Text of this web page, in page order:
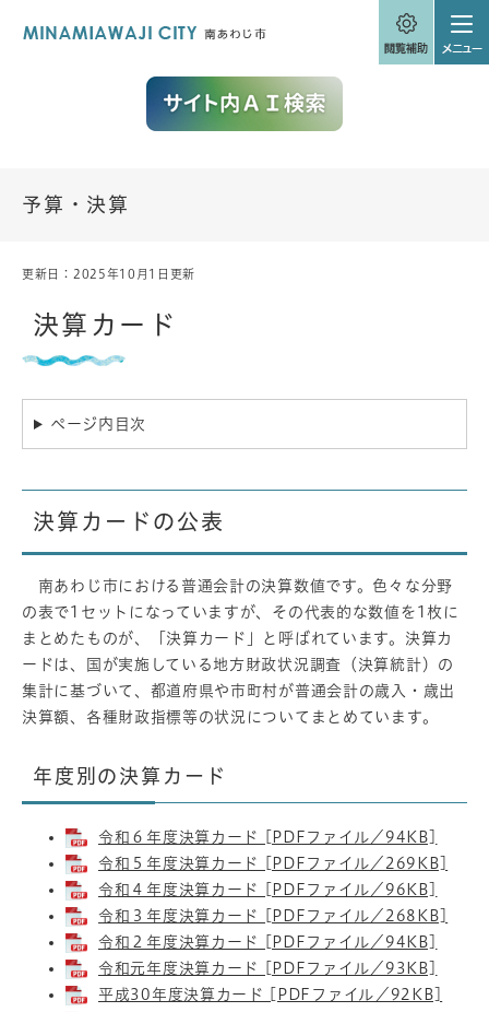
予算・決算
本
更新日：2025年10月1日更新
決算カード
ページ内目次
決算カードの公表
南あわじ市における普通会計の決算数値です。色々な分野
の表で1セットになっていますが、その代表的な数値を1枚に
まとめたものが、「決算カード」と呼ばれています。決算カ
ードは、国が実施している地方財政状況調査（決算統計）の
集計に基づいて、都道府県や市町村が普通会計の歳入・歳出
決算額、各種財政指標等の状況についてまとめています。
年度別の決算カード
令和６年度決算カード [PDFファイル／94KB]
令和５年度決算カード [PDFファイル／269KB]
令和４年度決算カード [PDFファイル／96KB]
令和３年度決算カード [PDFファイル／268KB]
令和２年度決算カード [PDFファイル／94KB]
令和元年度決算カード [PDFファイル／93KB]
平成30年度決算カード [PDFファイル／92KB]